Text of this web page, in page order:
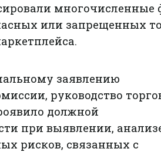
многочисленные
или запрещенных
заявлению
руководство
должной
при выявлении,
рисков, связанных с